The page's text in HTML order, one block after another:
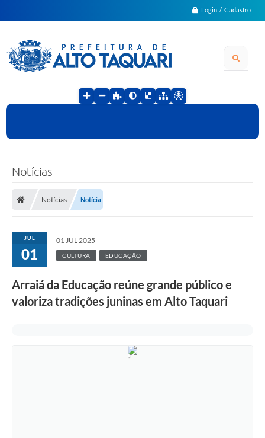
Login / Cadastro
Notícias
Notícias Notícia
JUL
01
01 JUL 2025
CULTURA EDUCAÇÃO
Arraiá da Educação reúne grande público e
valoriza tradições juninas em Alto Taquari